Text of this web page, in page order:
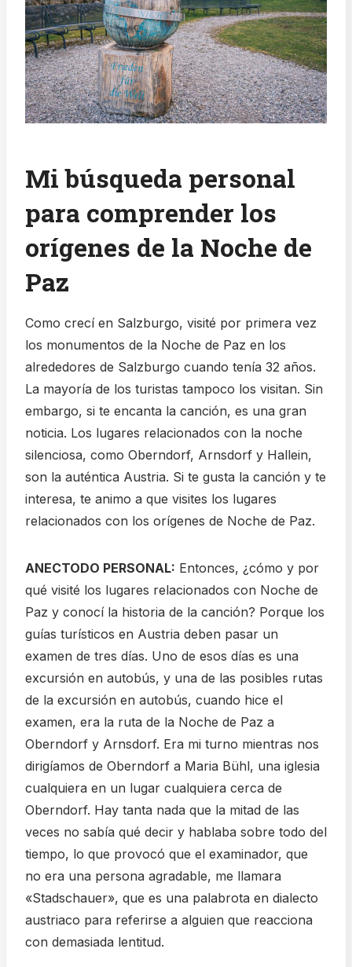
Mi búsqueda personal
para comprender los
orígenes de la Noche de
Paz
Como crecí en Salzburgo, visité por primera vez
los monumentos de la Noche de Paz en los
alrededores de Salzburgo cuando tenía 32 años.
La mayoría de los turistas tampoco los visitan. Sin
embargo, si te encanta la canción, es una gran
noticia. Los lugares relacionados con la noche
silenciosa, como Oberndorf, Arnsdorf y Hallein,
son la auténtica Austria. Si te gusta la canción y te
interesa, te animo a que visites los lugares
relacionados con los orígenes de Noche de Paz.
ANECTODO PERSONAL: Entonces, ¿cómo y por
qué visité los lugares relacionados con Noche de
Paz y conocí la historia de la canción? Porque los
guías turísticos en Austria deben pasar un
examen de tres días. Uno de esos días es una
excursión en autobús, y una de las posibles rutas
de la excursión en autobús, cuando hice el
examen, era la ruta de la Noche de Paz a
Oberndorf y Arnsdorf. Era mi turno mientras nos
dirigíamos de Oberndorf a Maria Bühl, una iglesia
cualquiera en un lugar cualquiera cerca de
Oberndorf. Hay tanta nada que la mitad de las
veces no sabía qué decir y hablaba sobre todo del
tiempo, lo que provocó que el examinador, que
no era una persona agradable, me llamara
«Stadschauer», que es una palabrota en dialecto
austriaco para referirse a alguien que reacciona
con demasiada lentitud.